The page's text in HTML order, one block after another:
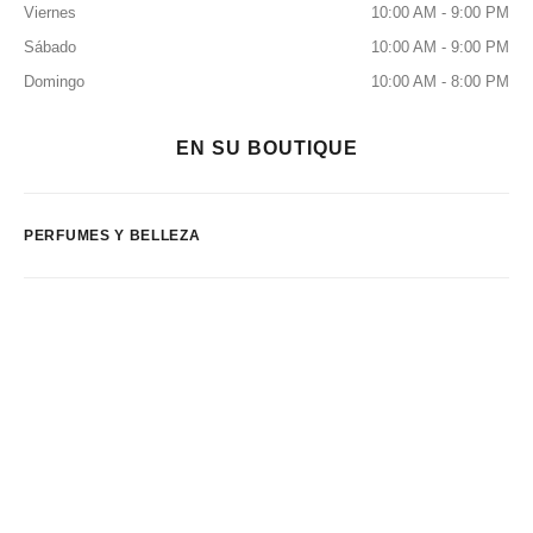
Viernes
10:00 AM - 9:00 PM
Sábado
10:00 AM - 9:00 PM
Domingo
10:00 AM - 8:00 PM
EN SU BOUTIQUE
PERFUMES Y BELLEZA